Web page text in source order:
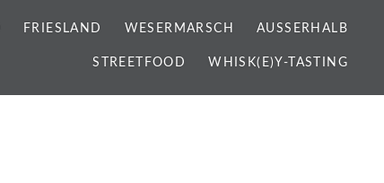
FRIESLAND WESERMARSCH AUSSERHALB
STREETFOOD WHISK(E)Y-TASTING